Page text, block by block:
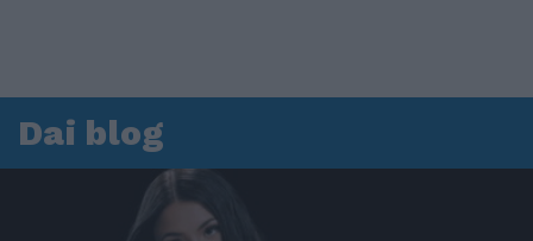
Dai blog